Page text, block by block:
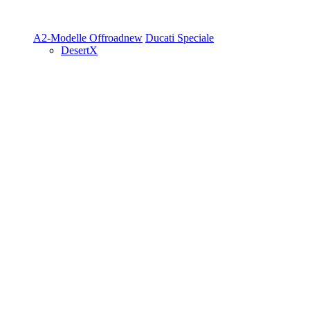
A2-Modelle Offroadnew Ducati Speciale
DesertX